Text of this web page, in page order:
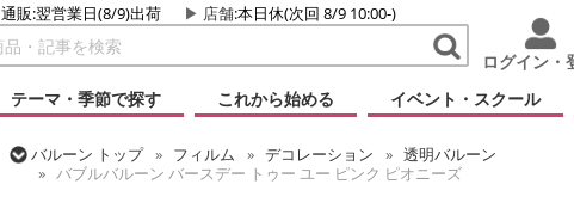
通販:翌営業日(8/9)出荷 店舗:本日休(次回 8/9 10:00-)
ログイン・
テーマ・季節で探す
これから始める イベント・スクール
バルーン トップ フィルム デコレーション
透明バルーン
バブルバルーン バースデー トゥー ユー ピンク ピオニーズ